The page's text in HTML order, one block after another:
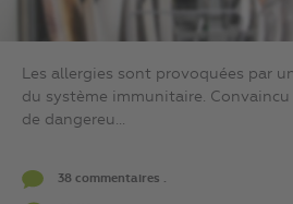
Les allergies sont provoquées par
du système immunitaire.
de dangereu...
38 commentaires .